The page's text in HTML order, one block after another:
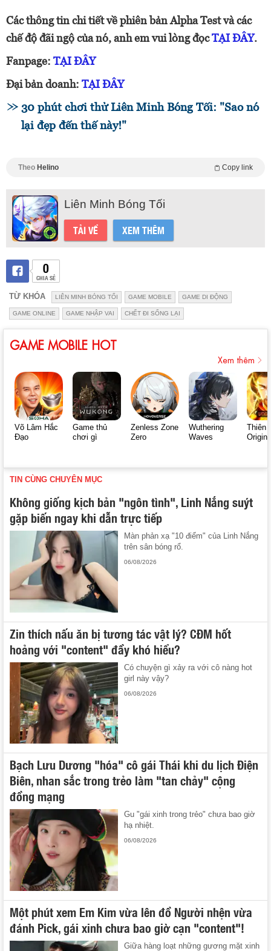
Các thông tin chi tiết về phiên bản Alpha Test và các
chế độ đãi ngộ của nó, anh em vui lòng đọcTẠI ĐÂY.
Fanpage: TẠI ĐÂY
Đại bản doanh: TẠI ĐÂY
30 phút chơi thử Liên Minh Bóng Tối: "Sao nó
lại đẹp đến thế này!"
Theo Helino Copy link
Liên Minh Bóng Tối
TẢI VỀ XEM THÊM
0
CHIA SẺ
TỪ KHÓA LIÊN MINH BÓNG TỐI GAME MOBILE GAME DI ĐỘNG
GAME ONLINE GAME NHẬP VAI CHẾT ĐI SỐNG LẠI
GAME MOBILE HOT
Xem thêm
Võ Lâm Hắc
Đạo
Game thủ
chơi gì
Zenless Zone
Zero
Wuthering
Waves
Thiên
Origin
TIN CÙNG CHUYÊN MỤC
Không giống kịch bản "ngôn tình", Linh Nắng suýt
gặp biến ngay khi dẫn trực tiếp
Màn phản xạ "10 điểm" của Linh Nắng
trên sân bóng rổ.
06/08/2026
Zin thích nấu ăn bị tương tác vật lý? CĐM hốt
hoảng với "content" đầy khó hiểu?
Có chuyện gì xảy ra với cô nàng hot
girl này vậy?
06/08/2026
Bạch Lưu Dương "hóa" cô gái Thái khi du lịch Điện
Biên, nhan sắc trong trẻo làm "tan chảy" cộng
đồng mạng
Gu "gái xinh trong trẻo" chưa bao giờ
hạ nhiệt.
06/08/2026
Một phút xem Em Kim vừa lên đồ Người nhện vừa
đánh Pick, gái xinh chưa bao giờ cạn "content"!
Giữa hàng loạt những gương mặt xinh